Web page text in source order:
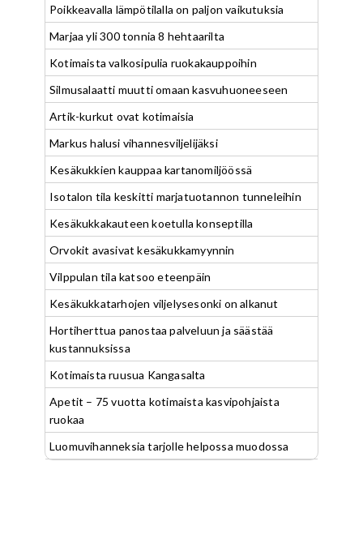
Poikkeavalla lämpötilalla on paljon vaikutuksia
Marjaa yli 300 tonnia 8 hehtaarilta
Kotimaista valkosipulia ruokakauppoihin
Silmusalaatti muutti omaan kasvuhuoneeseen
Artik-kurkut ovat kotimaisia
Markus halusi vihannesviljelijäksi
Kesäkukkien kauppaa kartanomiljöössä
Isotalon tila keskitti marjatuotannon tunneleihin
Kesäkukkakauteen koetulla konseptilla
Orvokit avasivat kesäkukkamyynnin
Vilppulan tila katsoo eteenpäin
Kesäkukkatarhojen viljelysesonki on alkanut
Hortiherttua panostaa palveluun ja säästää
kustannuksissa
Kotimaista ruusua Kangasalta
Apetit – 75 vuotta kotimaista kasvipohjaista
ruokaa
Luomuvihanneksia tarjolle helpossa muodossa